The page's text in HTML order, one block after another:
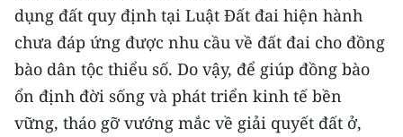
Media Chính trị
Media Kinh tế
Media Văn hóa
dụng đất quy định tại Luật Đất đai hiện hành
chưa đáp ứng được nhu cầu về đất đai cho đồng
bào dân tộc thiểu số. Do vậy, để giúp đồng bào
ổn định đời sống và phát triển kinh tế bền
vững, tháo gỡ vướng mắc về giải quyết đất ở,